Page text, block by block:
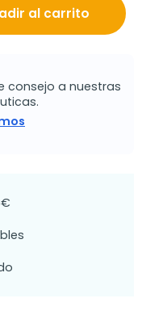
al carrito
consejo a nuestras